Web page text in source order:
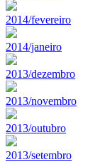
2014/fevereiro
2014/janeiro
2013/dezembro
2013/novembro
2013/outubro
2013/setembro